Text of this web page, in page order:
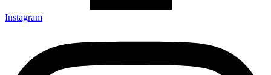
Instagram